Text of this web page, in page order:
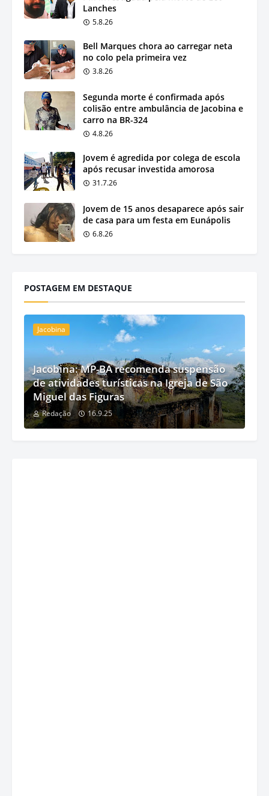
Lanches
5.8.26
Bell Marques chora ao carregar neta
no colo pela primeira vez
3.8.26
Segunda morte é confirmada após
colisão entre ambulância de Jacobina e
carro na BR-324
4.8.26
Jovem é agredida por colega de escola
após recusar investida amorosa
31.7.26
Jovem de 15 anos desaparece após sair
de casa para um festa em Eunápolis
6.8.26
POSTAGEM EM DESTAQUE
Jacobina
Jacobina: MP-BA recomenda suspensão
de atividades turísticas na Igreja de São
Miguel das Figuras
Redação 16.9.25